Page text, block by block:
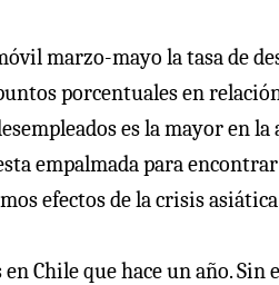
marzo-mayo la tasa de
porcentuales en
es la mayor en la
empalmada para
efectos de la crisis
Chile que hace un año. Sin